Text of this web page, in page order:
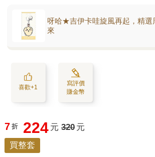
呀哈★吉伊卡哇旋風再起，精選
來
喜歡+1
寫評價
賺金幣
7 折 224 元 320 元
買整套